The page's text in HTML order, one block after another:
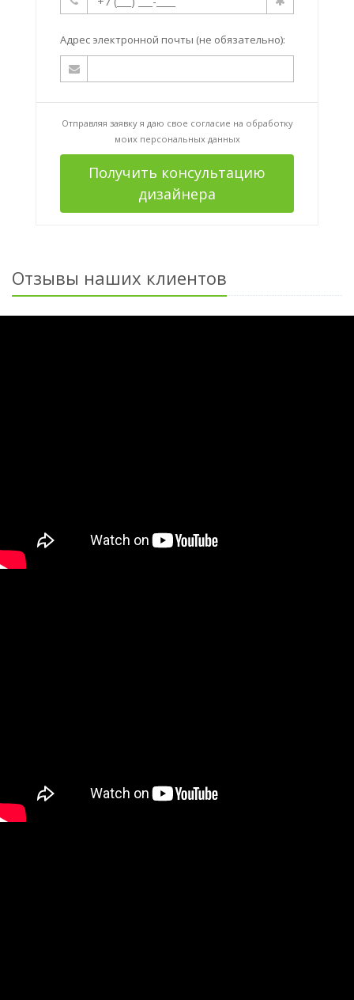
Адрес электронной почты (не обязательно):
Отправляя заявку я даю свое согласие на обработку
моих персональных данных
Получить консультацию
дизайнера
Отзывы наших клиентов